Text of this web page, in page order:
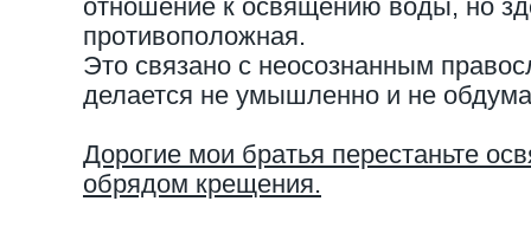
отношение к освящению воды, но
противоположная.
Это связано с неосознанным
делается не умышленно и не
Дорогие мои братья перестаньте
обрядом крещения.